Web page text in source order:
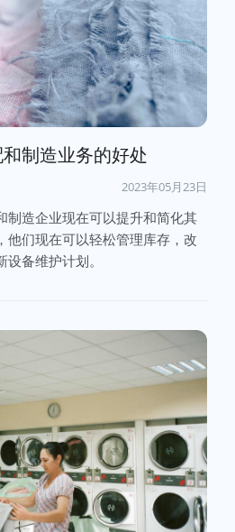
制造业务的好处
2023年05月23日
制造企业现在可以提升和简化其
他们现在可以轻松管理库存，改
备维护计划。